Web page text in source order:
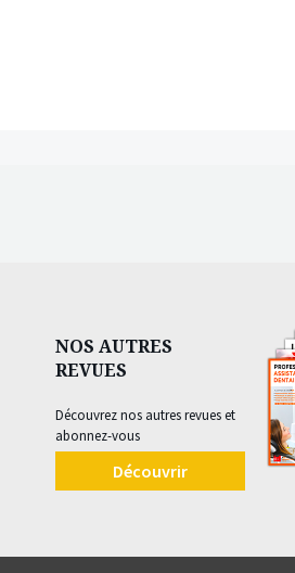
NOS AUTRES
REVUES
Découvrez nos autres revues et
abonnez-vous
Découvrir